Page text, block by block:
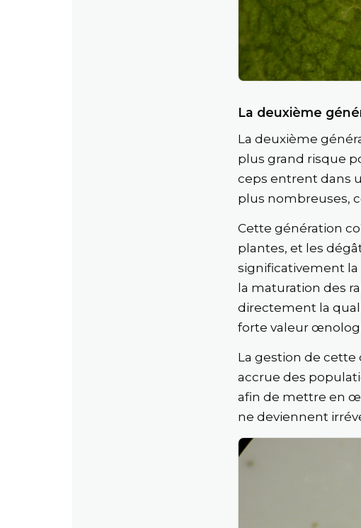
La deuxième
La deuxième
plus grand risque
ceps entrent dans
plus nombreuses,
Cette génération
plantes, et les
significativement
la maturation des
directement la
forte valeur
La gestion de
accrue des
afin de mettre en
ne deviennent